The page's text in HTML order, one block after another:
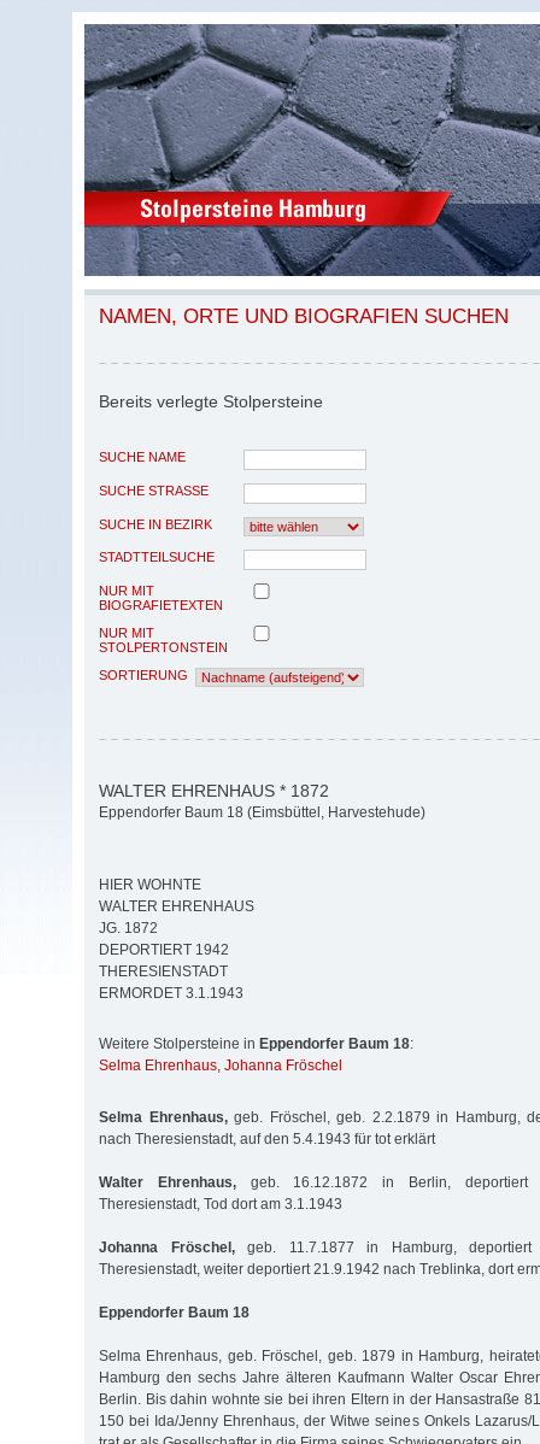
NAMEN, ORTE UND BIOGRAFIEN SUCHEN
Bereits verlegte Stolpersteine
SUCHE NAME
SUCHE STRASSE
SUCHE IN BEZIRK
STADTTEILSUCHE
NUR MIT
BIOGRAFIETEXTEN
NUR MIT
STOLPERTONSTEIN
SORTIERUNG
WALTER EHRENHAUS * 1872
Eppendorfer Baum 18 (Eimsbüttel, Harvestehude)
HIER WOHNTE
WALTER EHRENHAUS
JG. 1872
DEPORTIERT 1942
THERESIENSTADT
ERMORDET 3.1.1943
Weitere Stolpersteine in Eppendorfer Baum 18:
Selma Ehrenhaus, Johanna Fröschel
Selma Ehrenhaus,geb. Fröschel, geb. 2.2.1879 in Hamburg,
nach Theresienstadt, auf den 5.4.1943 für tot erklärt
Walter Ehrenhaus,geb. 16.12.1872 in Berlin, deportiert
Theresienstadt, Tod dort am 3.1.1943
Johanna Fröschel,geb. 11.7.1877 in Hamburg, deportiert
Theresienstadt, weiter deportiert 21.9.1942 nach Treblinka, dort
Eppendorfer Baum 18
Selma Ehrenhaus, geb. Fröschel, geb. 1879 in Hamburg,
Hamburg den sechs Jahre älteren Kaufmann Walter Oscar
Berlin. Bis dahin wohnte sie bei ihren Eltern in der Hansastraße
150 bei Ida/Jenny Ehrenhaus, der Witwe seines Onkels Lazarus/